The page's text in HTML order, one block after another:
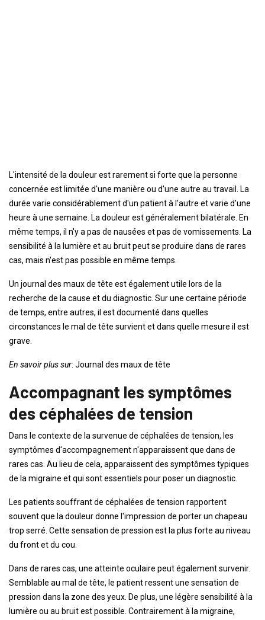
L'intensité de la douleur est rarement si forte que la personne
concernée est limitée d'une manière ou d'une autre au travail. La
durée varie considérablement d'un patient à l'autre et varie d'une
heure à une semaine. La douleur est généralement bilatérale. En
même temps, il n'y a pas de nausées et pas de vomissements. La
sensibilité à la lumière et au bruit peut se produire dans de rares
cas, mais n'est pas possible en même temps.
Un journal des maux de tête est également utile lors de la
recherche de la cause et du diagnostic. Sur une certaine période
de temps, entre autres, il est documenté dans quelles
circonstances le mal de tête survient et dans quelle mesure il est
grave.
En savoir plus sur: Journal des maux de tête
Accompagnant les symptômes
des céphalées de tension
Dans le contexte de la survenue de céphalées de tension, les
symptômes d'accompagnement n'apparaissent que dans de
rares cas. Au lieu de cela, apparaissent des symptômes typiques
de la migraine et qui sont essentiels pour poser un diagnostic.
Les patients souffrant de céphalées de tension rapportent
souvent que la douleur donne l'impression de porter un chapeau
trop serré. Cette sensation de pression est la plus forte au niveau
du front et du cou.
Dans de rares cas, une atteinte oculaire peut également survenir.
Semblable au mal de tête, le patient ressent une sensation de
pression dans la zone des yeux. De plus, une légère sensibilité à la
lumière ou au bruit est possible. Contrairement à la migraine,